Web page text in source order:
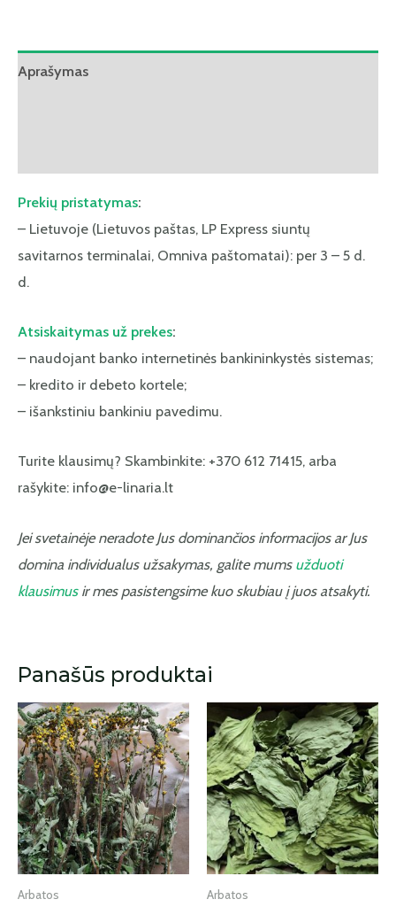
Aprašymas
Prekių pristatymas:
– Lietuvoje (Lietuvos paštas, LP Express siuntų
savitarnos terminalai, Omniva paštomatai): per 3 – 5 d.
d.
Atsiskaitymas už prekes:
– naudojant banko internetinės bankininkystės sistemas;
– kredito ir debeto kortele;
– išankstiniu bankiniu pavedimu.
Turite klausimų? Skambinkite: +370 612 71415, arba
rašykite: info@e-linaria.lt
Jei svetainėje neradote Jus dominančios informacijos ar Jus
domina individualus užsakymas, galite mums užduoti
klausimusir mes pasistengsime kuo skubiau į juos atsakyti.
Panašūs produktai
Arbatos Arbatos